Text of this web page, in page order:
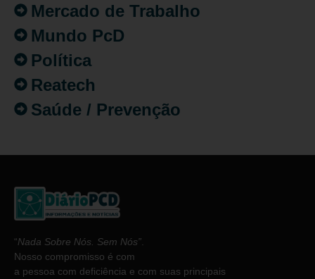
Mercado de Trabalho
Mundo PcD
Política
Reatech
Saúde / Prevenção
“Nada Sobre Nós. Sem Nós”
Nosso compromisso é com
a pessoa com deficiência e com suas principais